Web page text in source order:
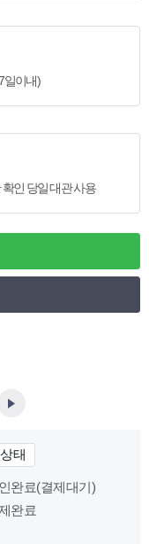
일이내)
인 당일 대관 사용
태
완료(결제대기)
완료